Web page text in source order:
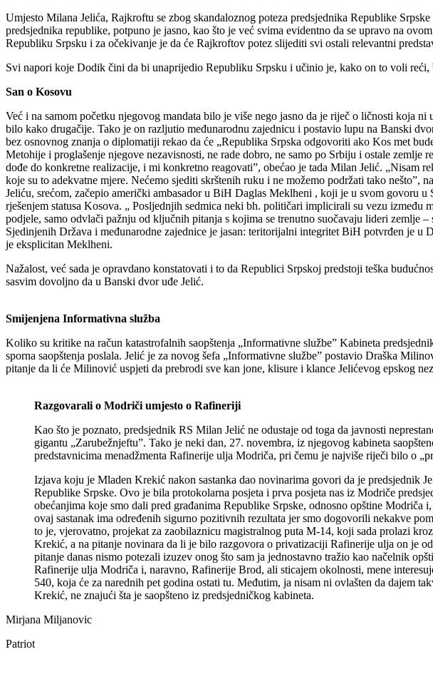
Umjesto Milana Jelića, Rajkroftu se zbog skandaloznog poteza predsjednika Republike
predsjednika republike, potpuno je jasno, kao što je već svima evidentno da se upravo na
Republiku Srpsku i za očekivanje je da će Rajkroftov potez slijediti svi ostali relevantni
Svi napori koje Dodik čini da bi unaprijedio Republiku Srpsku i učinio je, kako on to voli
San o Kosovu
Već i na samom početku njegovog mandata bilo je više nego jasno da je riječ o ličnosti koja
bilo kako drugačije. Tako je on razljutio međunarodnu zajednicu i postavio lupu na Banski
bez osnovnog znanja o diplomatiji rekao da će „Republika Srpska odgovoriti ako Kos met
Metohije i proglašenje njegove nezavisnosti, ne rade dobro, ne samo po Srbiju i ostale
dođe do konkretne realizacije, i mi konkretno reagovati”, obećao je tada Milan Jelić. „Nisam
koje su to adekvatne mjere. Nećemo sjediti skrštenih ruku i ne možemo podržati tako
Jeliću, srećom, začepio američki ambasador u BiH Daglas Meklheni , koji je u svom govoru
rješenjem statusa Kosova. „ Posljednjih sedmica neki bh. političari implicirali su vezu
podjele, samo odvlači pažnju od ključnih pitanja s kojima se trenutno suočavaju lideri zemlje
Sjedinjenih Država i međunarodne zajednice je jasan: teritorijalni integritet BiH potvrđen je
je eksplicitan Meklheni.
Nažalost, već sada je opravdano konstatovati i to da Republici Srpskoj predstoji teška
sasvim dovoljno da u Banski dvor uđe Jelić.
Smijenjena Informativna služba
Koliko su kritike na račun katastrofalnih saopštenja „Informativne službe” Kabineta
sporna saopštenja poslala. Jelić je za novog šefa „Informativne službe” postavio Draška
pitanje da li će Milinović uspjeti da prebrodi sve kan jone, klisure i klance Jelićevog epskog
Razgovarali o Modriči umjesto o Rafineriji
Kao što je poznato, predsjednik RS Milan Jelić ne odustaje od toga da javnosti
gigantu „Zarubežnjeftu”. Tako je neki dan, 27. novembra, iz njegovog kabineta
predstavnicima menadžmenta Rafinerije ulja Modriča, pri čemu je najviše riječi bilo o
Izjava koju je Mladen Krekić nakon sastanka dao novinarima govori da je predsjednik
Republike Srpske. Ovo je bila protokolarna posjeta i prva posjeta nas iz Modriče
obećanjima koje smo dali pred građanima Republike Srpske, odnosno opštine
ovaj sastanak ima određenih sigurno pozitivnih rezultata jer smo dogovorili nekakve
to je, vjerovatno, projekat za zaobilaznicu magistralnog puta M-14, koji sada prolazi
Krekić, a na pitanje novinara da li je bilo razgovora o privatizaciji Rafinerije ulja on je
pitanje danas nismo potezali izuzev onog što sam ja jednostavno tražio kao načelnik
Rafinerije ulja Modriča i, naravno, Rafinerije Brod, ali sticajem okolnosti, mene
540, koja će za narednih pet godina ostati tu. Međutim, ja nisam ni ovlašten da dajem
Krekić, ne znajući šta je saopšteno iz predsjedničkog kabineta.
Mirjana Miljanovic
Patriot